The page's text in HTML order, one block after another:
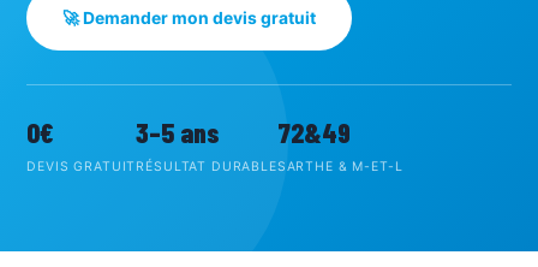
🚀 Demander mon devis gratuit
0€
DEVIS GRATUIT
3–5 ans
RÉSULTAT DURABLE
72&49
SARTHE & M-ET-L